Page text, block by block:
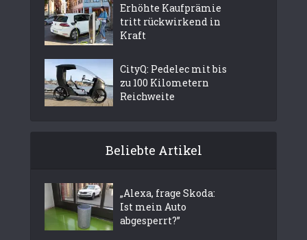
Erhöhte Kaufprämie
tritt rückwirkend in
Kraft
CityQ: Pedelec mit bis
zu 100 Kilometern
Reichweite
Beliebte Artikel
„Alexa, frage Skoda:
Ist mein Auto
abgesperrt?”